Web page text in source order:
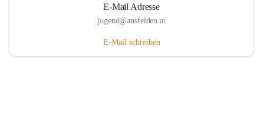
E-Mail Adresse
jugend@ansfelden.at
E-Mail schreiben